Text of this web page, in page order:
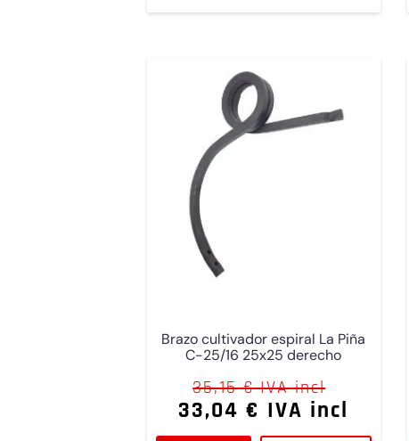
Brazo cultivador espiral La Piña
C-25/16 25x25 derecho
35,15 € IVA incl
33,04 € IVA incl